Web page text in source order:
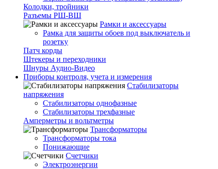
Колодки, тройники
Разъемы РШ-ВШ
Рамки и аксессуары
Рамка для защиты обоев под выключатель и
розетку
Патч корды
Штекеры и переходники
Шнуры Аудио-Видео
Приборы контроля, учета и измерения
Стабилизаторы
напряжения
Стабилизаторы однофазные
Стабилизаторы трехфазные
Амперметры и вольтметры
Трансформаторы
Трансформаторы тока
Понижающие
Счетчики
Электроэнергии